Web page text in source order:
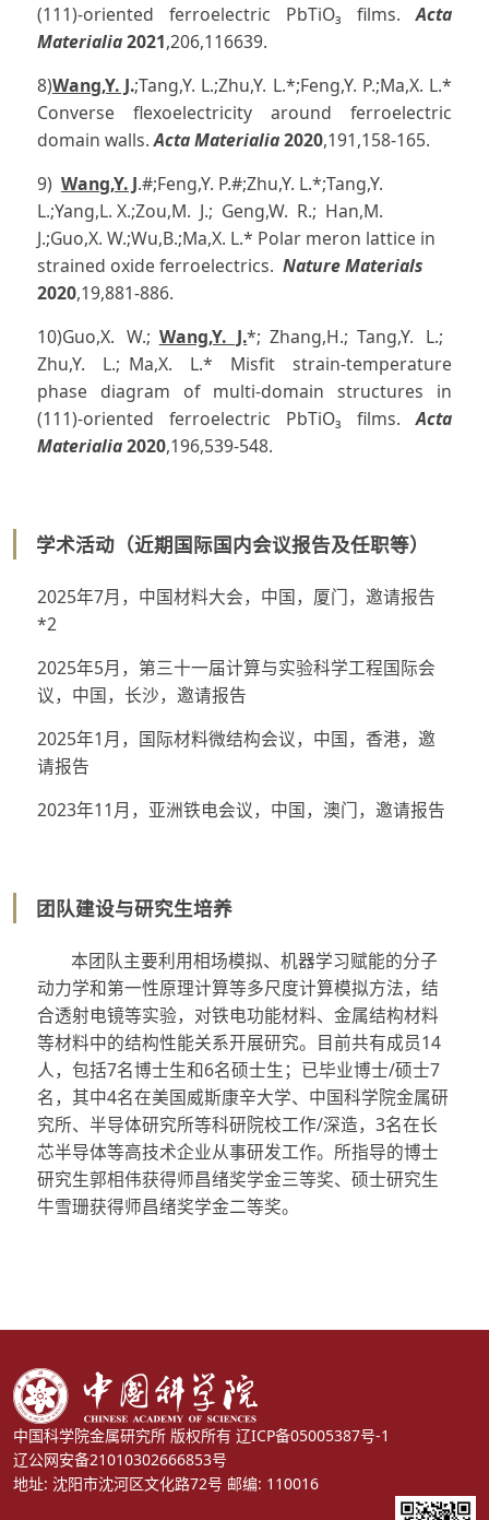
(111)-oriented ferroelectric PbTiO₃ films.Acta
Materialia2021,206,116639.
8)Wang,Y. J.;Tang,Y. L.;Zhu,Y. L.*;Feng,Y. P.;Ma,X. L.*
Converse flexoelectricity around ferroelectric
domain walls.Acta Materialia2020,191,158-165.
9) Wang,Y. J.#;Feng,Y. P.#;Zhu,Y. L.*;Tang,Y.
L.;Yang,L. X.;Zou,M. J.; Geng,W. R.; Han,M.
J.;Guo,X. W.;Wu,B.;Ma,X. L.* Polar meron lattice in
strained oxide ferroelectrics. Nature Materials
2020,19,881-886.
10)Guo,X. W.; Wang,Y. J.*; Zhang,H.; Tang,Y. L.;
Zhu,Y. L.; Ma,X. L.* Misfit strain-temperature
phase diagram of multi-domain structures in
(111)-oriented ferroelectric PbTiO₃ films.Acta
Materialia2020,196,539-548.
学术活动（近期国际国内会议报告及任职等）
2025年7月，中国材料大会，中国，厦门，邀请报告
*2
2025年5月，第三十一届计算与实验科学工程国际会
议，中国，长沙，邀请报告
2025年1月，国际材料微结构会议，中国，香港，邀
请报告
2023年11月，亚洲铁电会议，中国，澳门，邀请报告
团队建设与研究生培养
本团队主要利用相场模拟、机器学习赋能的分子
动力学和第一性原理计算等多尺度计算模拟方法，结
合透射电镜等实验，对铁电功能材料、金属结构材料
等材料中的结构性能关系开展研究。目前共有成员14
人，包括7名博士生和6名硕士生；已毕业博士/硕士7
名，其中4名在美国威斯康辛大学、中国科学院金属研
究所、半导体研究所等科研院校工作/深造，3名在长
芯半导体等高技术企业从事研发工作。所指导的博士
研究生郭相伟获得师昌绪奖学金三等奖、硕士研究生
牛雪珊获得师昌绪奖学金二等奖。
中国科学院金属研究所 版权所有 辽ICP备05005387号-1
辽公网安备21010302666853号
地址: 沈阳市沈河区文化路72号 邮编: 110016